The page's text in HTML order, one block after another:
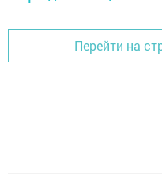
Перейти на